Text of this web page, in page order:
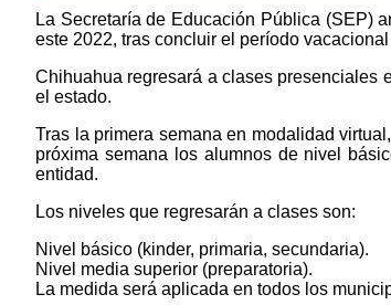
La Secretaría de Educación Pública (SEP)
este 2022, tras concluir el período
Chihuahua regresará a clases presenciales
el estado.
Tras la primera semana en modalidad
próxima semana los alumnos de nivel
entidad.
Los niveles que regresarán a clases son:
Nivel básico (kinder, primaria, secundaria).
Nivel media superior (preparatoria).
La medida será aplicada en todos los